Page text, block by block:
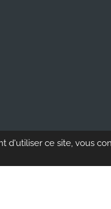
d'utiliser ce site, vous